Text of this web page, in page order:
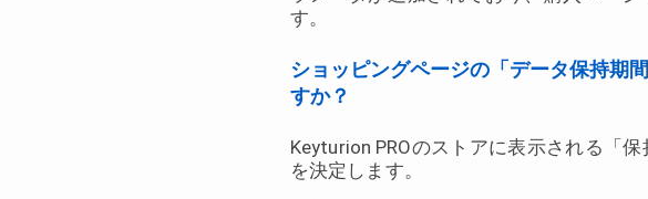
す。
ショッピングページの「データ保持期
すか？
Keyturion PROのストアに表示される「
を決定します。